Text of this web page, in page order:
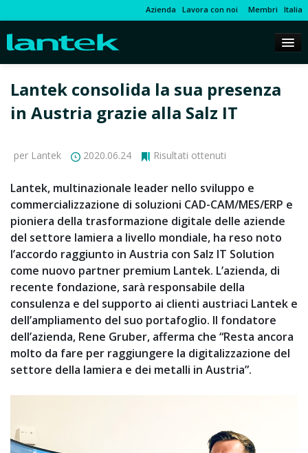
Azienda Lavora con noi Membri Italia
Lantek consolida la sua presenza
in Austria grazie alla Salz IT
per Lantek 2020.06.24 Risultati ottenuti
Lantek, multinazionale leader nello sviluppo e
commercializzazione di soluzioni CAD-CAM/MES/ERP e
pioniera della trasformazione digitale delle aziende
del settore lamiera a livello mondiale, ha reso noto
l’accordo raggiunto in Austria con Salz IT Solution
come nuovo partner premium Lantek. L’azienda, di
recente fondazione, sarà responsabile della
consulenza e del supporto ai clienti austriaci Lantek e
dell’ampliamento del suo portafoglio. Il fondatore
dell’azienda, Rene Gruber, afferma che “Resta ancora
molto da fare per raggiungere la digitalizzazione del
settore della lamiera e dei metalli in Austria”.